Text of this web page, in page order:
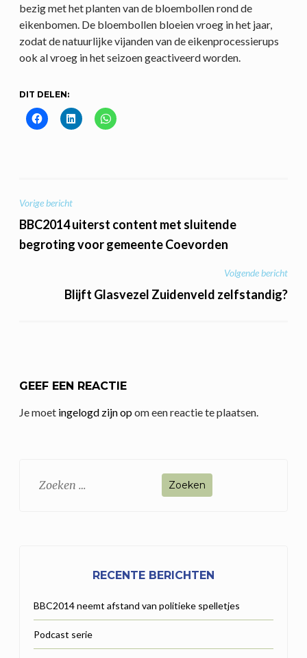
bezig met het planten van de bloembollen rond de
eikenbomen. De bloembollen bloeien vroeg in het jaar,
zodat de natuurlijke vijanden van de eikenprocessierups
ook al vroeg in het seizoen geactiveerd worden.
DIT DELEN:
BERICHT
NAVIGATIE
Vorige bericht
BBC2014 uiterst content met sluitende
begroting voor gemeente Coevorden
Volgende bericht
Blijft Glasvezel Zuidenveld zelfstandig?
GEEF EEN REACTIE
Je moet ingelogd zijn opom een reactie te plaatsen.
Zoeken
RECENTE BERICHTEN
BBC2014 neemt afstand van politieke spelletjes
Podcast serie